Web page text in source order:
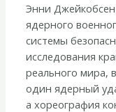
Энни Джейкобсен
ядерного
системы
исследования
реального мира,
один ядерный
а хореография